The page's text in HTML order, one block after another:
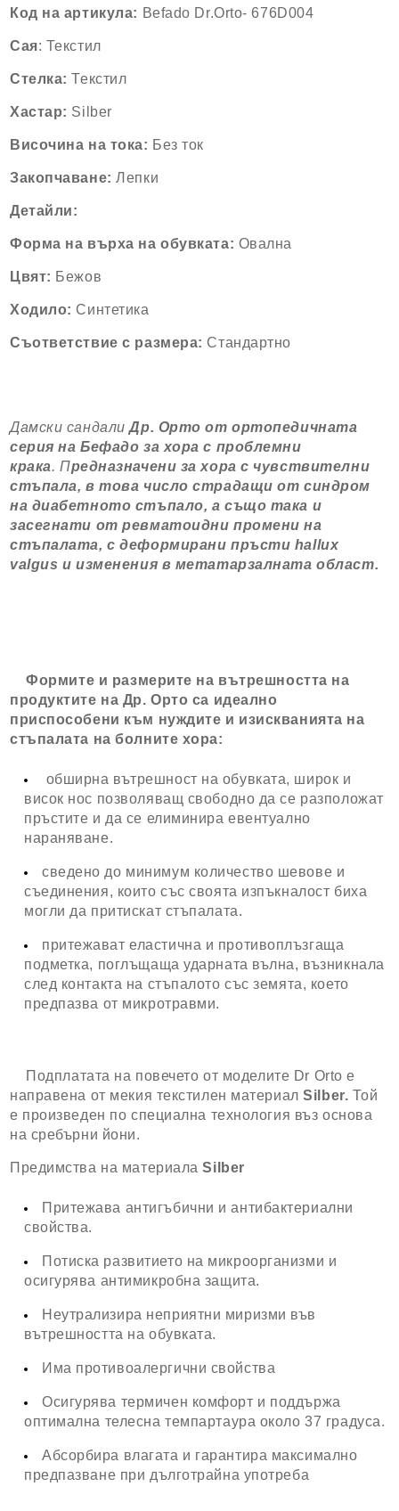
Код на артикула: Befado Dr.Orto- 676D004
Сая: Текстил
Стелка: Текстил
Хастар: Silber
Височина на тока: Без ток
Закопчаване: Лепки
Детайли:
Форма на върха на обувката: Овална
Цвят: Бежов
Ходило:Синтетика
Съответствие с размера: Стандартно
Дамски сандалиДр. Орто от ортопедичната
серия на Бефадо за хора с проблемни
крака. Предназначени за хора с чувствителни
стъпала, в това число страдащи от синдром
на диабетното стъпало, а също така и
засегнати от ревматоидни промени на
стъпалата, с деформирани пръсти hallux
valgus и изменения в метатарзалната област.
Формите и размерите на вътрешността на
продуктите на Др. Орто са идеално
приспособени към нуждите и изискванията на
стъпалата на болните хора:
обширна вътрешност на обувката, широк и
висок нос позволяващ свободно да се разположат
пръстите и да се елиминира евентуално
нараняване.
сведено до минимум количество шевове и
съединения, които със своята изпъкналост биха
могли да притискат стъпалата.
притежават еластична и противоплъзгаща
подметка, поглъщаща ударната вълна, възникнала
след контакта на стъпалото със земята, което
предпазва от микротравми.
Подплатата на повечето от моделите Dr Orto е
направена от мекия текстилен материалSilber. Той
е произведен по специална технология въз основа
на сребърни йони.
Предимства на материалаSilber
Притежава антигъбични и антибактериални
свойства.
Потиска развитието на микроорганизми и
осигурява антимикробна защита.
Неутрализира неприятни миризми във
вътрешността на обувката.
Има противоалергични свойства
Осигурява термичен комфорт и поддържа
оптимална телесна темпартаура около 37 градуса.
Абсорбира влагата и гарантира максимално
предпазване при дълготрайна употреба